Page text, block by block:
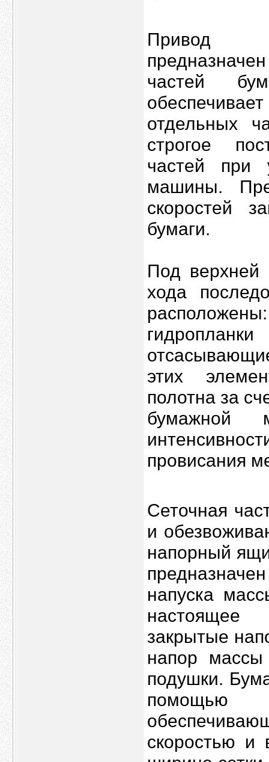
Привод
частей
отдельных
строгое
частей при
машины.
скоростей
бумаги.
Под верхней
хода
этих
полотна за
бумажной
провисания
Сеточная
и
напорный
напуска
закрытые
напор массы
подушки.
помощью
скоростью и